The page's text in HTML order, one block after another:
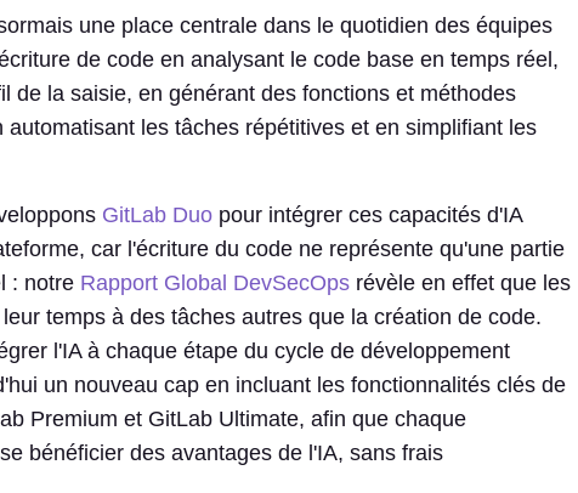
une place centrale dans le quotidien des équipes
de code en analysant le code base en temps réel,
de la saisie, en générant des fonctions et méthodes
les tâches répétitives et en simplifiant les
GitLab Duopour intégrer ces capacités d'IA
car l'écriture du code ne représente qu'une partie
: notre Rapport Global DevSecOpsrévèle en effet que les
temps à des tâches autres que la création de code.
l'IA à chaque étape du cycle de développement
un nouveau cap en incluant les fonctionnalités clés de
Premium et GitLab Ultimate, afin que chaque
bénéficier des avantages de l'IA, sans frais